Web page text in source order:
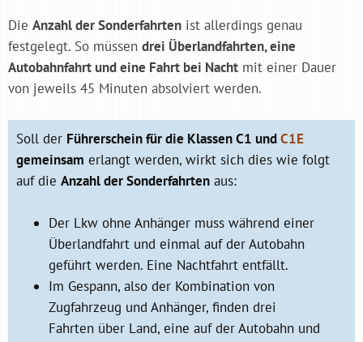
Die Anzahl der Sonderfahrten ist allerdings genau
festgelegt. So müssen drei Überlandfahrten, eine
Autobahnfahrt und eine Fahrt bei Nacht mit einer Dauer
von jeweils 45 Minuten absolviert werden.
Soll der Führerschein für die Klassen C1 undC1E
gemeinsam erlangt werden, wirkt sich dies wie folgt
auf die Anzahl der Sonderfahrten aus:
Der Lkw ohne Anhänger muss während einer
Überlandfahrt und einmal auf der Autobahn
geführt werden. Eine Nachtfahrt entfällt.
Im Gespann, also der Kombination von
Zugfahrzeug und Anhänger, finden drei
Fahrten über Land, eine auf der Autobahn und